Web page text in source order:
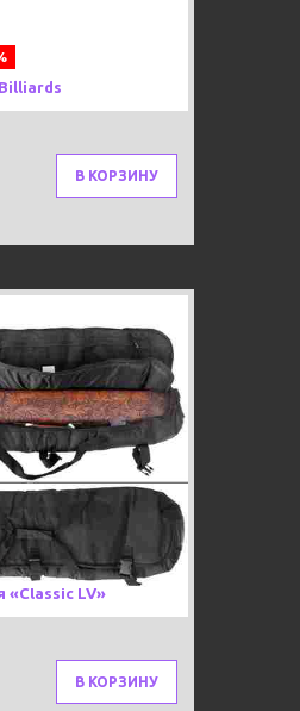
В КОРЗИНУ
«Classic LV»
В КОРЗИНУ